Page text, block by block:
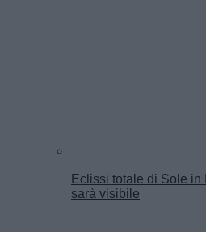
Eclissi totale di Sole
sarà visibile